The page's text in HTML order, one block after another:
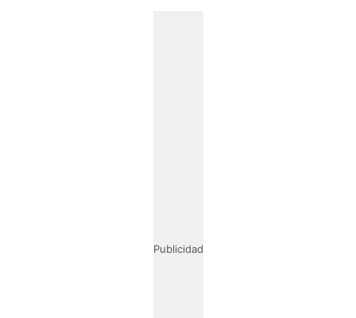
Publicidad